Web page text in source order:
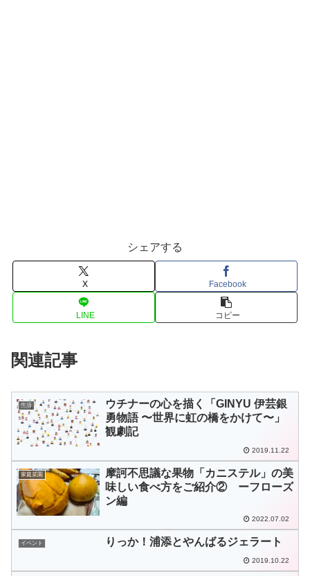
シェアする
X Facebook
LINE コピー
関連記事
生活
ウチナーの心を描く「GINYU 伊芸銀
勇物語 〜世界に虹の橋をかけて〜」
観劇記
2019.11.22
家庭菜園
摩訶不思議な果物「カニステル」の美
味しい食べ方をご紹介② ーフローズ
ン編
2022.07.02
イベント りっか！浦添とやんばるジェラート
2019.10.22